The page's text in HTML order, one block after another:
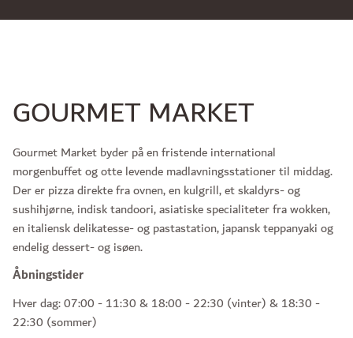
GOURMET MARKET
Gourmet Market byder på en fristende international
morgenbuffet og otte levende madlavningsstationer til middag.
Der er pizza direkte fra ovnen, en kulgrill, et skaldyrs- og
sushihjørne, indisk tandoori, asiatiske specialiteter fra wokken,
en italiensk delikatesse- og pastastation, japansk teppanyaki og
endelig dessert- og isøen.
Åbningstider
Hver dag: 07:00 - 11:30 & 18:00 - 22:30 (vinter) & 18:30 -
22:30 (sommer)